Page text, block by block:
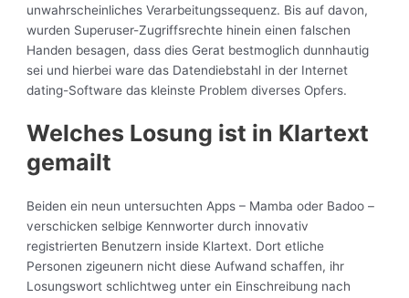
unwahrscheinliches Verarbeitungssequenz. Bis auf davon,
wurden Superuser-Zugriffsrechte hinein einen falschen
Handen besagen, dass dies Gerat bestmoglich dunnhautig
sei und hierbei ware das Datendiebstahl in der Internet
dating-Software das kleinste Problem diverses Opfers.
Welches Losung ist in Klartext
gemailt
Beiden ein neun untersuchten Apps – Mamba oder Badoo –
verschicken selbige Kennworter durch innovativ
registrierten Benutzern inside Klartext. Dort etliche
Personen zigeunern nicht diese Aufwand schaffen, ihr
Losungswort schlichtweg unter ein Einschreibung nach